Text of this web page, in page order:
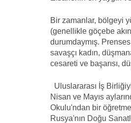
Bir zamanlar, bölgeyi
(genellikle göçebe
durumdaymış.
savaşçı kadın,
cesareti ve başarısı,
Uluslararası İş
Nisan ve Mayıs
Okulu'ndan bir
Rusya'nın Doğu